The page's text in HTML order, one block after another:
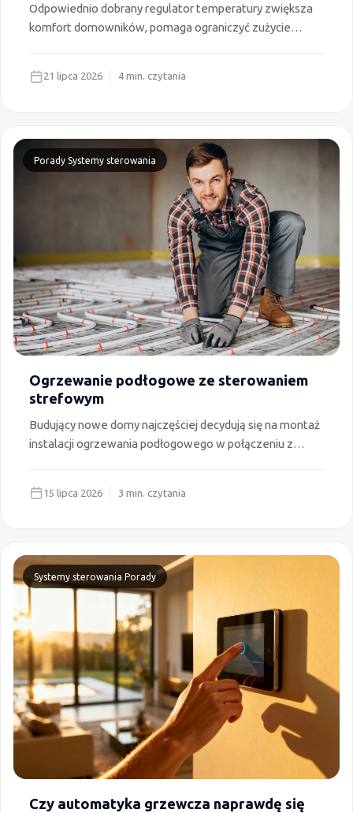
Odpowiednio dobrany regulator temperatury zwiększa
komfort domowników, pomaga ograniczyć zużycie
jest SALUS Quantum SQ610 – zaawansowany regulator
Smart Home.
21 lipca 2026 4 min. czytania
Porady Systemy sterowania
Ogrzewanie podłogowe ze sterowaniem
strefowym
Budujący nowe domy najczęściej decydują się na montaż
instalacji ogrzewania podłogowego w połączeniu z
rozwiązanie, ale czy wystarczy? Dowiedz się dlaczego
podpowiadamy również czym powinieneś się kierować
przy wyborze konkretnego rozwiązania.
15 lipca 2026 3 min. czytania
Systemy sterowania Porady
Czy automatyka grzewcza naprawdę się